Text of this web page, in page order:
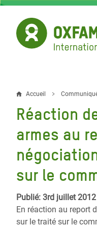
Aller
contenu
principal
Fil
d'Ariane
Accueil
Réaction
armes au
sur le
Publié: 3rd juillet 2012
En réaction au report
sur le traité sur le